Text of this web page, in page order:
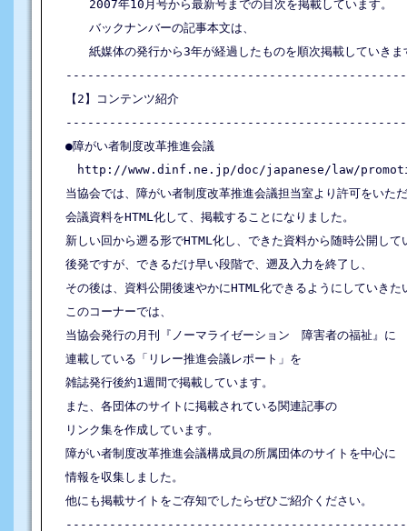
2007年10月号から最新号までの目次を掲載しています。
バックナンバーの記事本文は、
紙媒体の発行から3年が経過したものを順次掲載していきま
【2】コンテンツ紹介
●障がい者制度改革推進会議
http://www.dinf.ne.jp/doc/japanese/law/
当協会では、障がい者制度改革推進会議担当室より許可をいた
会議資料をHTML化して、掲載することになりました。
新しい回から遡る形でHTML化し、できた資料から随時公開して
後発ですが、できるだけ早い段階で、遡及入力を終了し、
その後は、資料公開後速やかにHTML化できるようにしていきた
このコーナーでは、
当協会発行の月刊『ノーマライゼーション　障害者の福祉』に
連載している「リレー推進会議レポート」を
雑誌発行後約1週間で掲載しています。
また、各団体のサイトに掲載されている関連記事の
リンク集を作成しています。
障がい者制度改革推進会議構成員の所属団体のサイトを中心に
情報を収集しました。
他にも掲載サイトをご存知でしたらぜひご紹介ください。